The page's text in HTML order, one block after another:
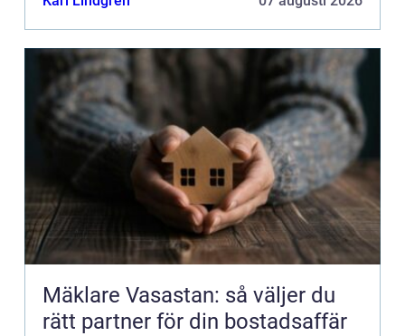
Mäklare Vasastan: så väljer du
rätt partner för din bostadsaffär